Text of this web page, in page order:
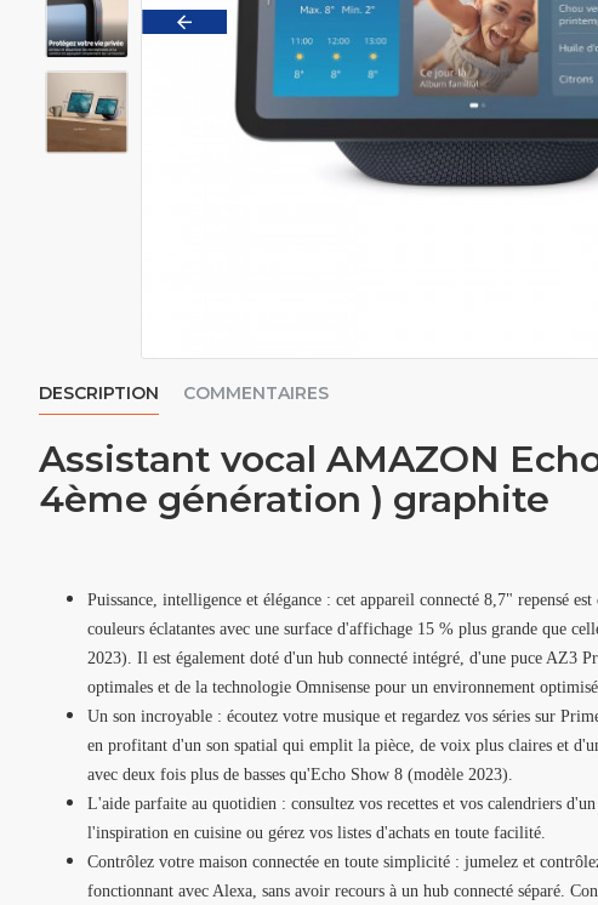
DESCRIPTION COMMENTAIRES
Assistant vocal AMAZON
4ème génération ) graphite
Puissance, intelligence et élégance : cet appareil connecté 8,7" repensé
couleurs éclatantes avec une surface d'affichage 15 % plus grande que
2023). Il est également doté d'un hub connecté intégré, d'une puce AZ3
optimales et de la technologie Omnisense pour un environnement
Un son incroyable : écoutez votre musique et regardez vos séries sur
en profitant d'un son spatial qui emplit la pièce, de voix plus claires et
avec deux fois plus de basses qu'Echo Show 8 (modèle 2023).
L'aide parfaite au quotidien : consultez vos recettes et vos calendriers
l'inspiration en cuisine ou gérez vos listes d'achats en toute facilité.
Contrôlez votre maison connectée en toute simplicité : jumelez et
fonctionnant avec Alexa, sans avoir recours à un hub connecté séparé.